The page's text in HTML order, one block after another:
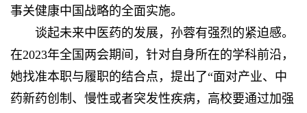
事关健康中国战略的全面实施。
谈起未来中医药的发展，孙蓉有强烈的紧迫感。
在2023年全国两会期间，针对自身所在的学科前沿，
她找准本职与履职的结合点，提出了“面对产业、中
药新药创制、慢性或者突发性疾病，高校要通过加强